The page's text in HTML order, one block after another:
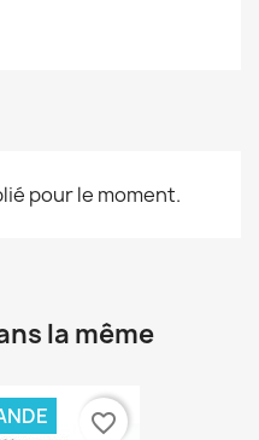
pour le moment.
la même
favorite_border